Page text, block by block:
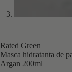
Rated Green
Masca hidratanta de
Argan 200ml